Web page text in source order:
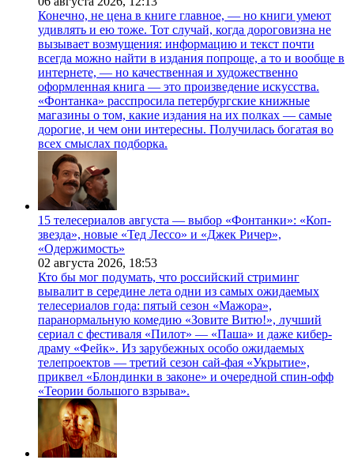
Конечно, не цена в книге главное, — но книги умеют
удивлять и ею тоже. Тот случай, когда дороговизна не
вызывает возмущения: информацию и текст почти
всегда можно найти в издания попроще, а то и вообще в
интернете, — но качественная и художественно
оформленная книга — это произведение искусства.
«Фонтанка» расспросила петербургские книжные
магазины о том, какие издания на их полках — самые
дорогие, и чем они интересны. Получилась богатая во
всех смыслах подборка.
15 телесериалов августа — выбор «Фонтанки»: «Коп-
звезда», новые «Тед Лессо» и «Джек Ричер»,
«Одержимость»
02 августа 2026, 18:53
Кто бы мог подумать, что российский стриминг
вывалит в середине лета одни из самых ожидаемых
телесериалов года: пятый сезон «Мажора»,
паранормальную комедию «Зовите Витю!», лучший
сериал с фестиваля «Пилот» — «Паша» и даже кибер-
драму «Фейк». Из зарубежных особо ожидаемых
телепроектов — третий сезон сай-фая «Укрытие»,
приквел «Блондинки в законе» и очередной спин-офф
«Теории большого взрыва».